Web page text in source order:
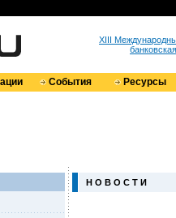
XIII
События Ресурсы
Н О В О С Т И